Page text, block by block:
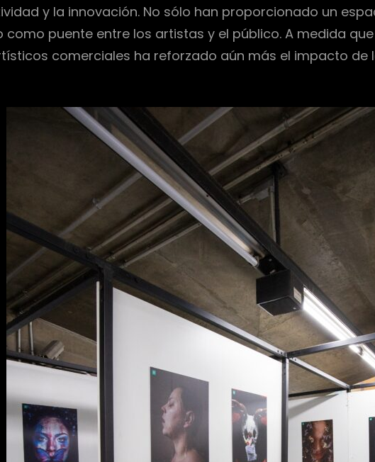
y la innovación. No sólo han proporcionado un
puente entre los artistas y el público. A medida
comerciales ha reforzado aún más el impacto